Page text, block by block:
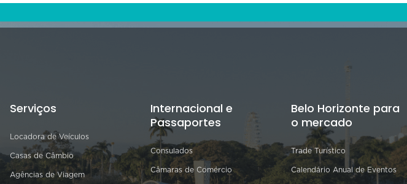
Serviços
Locadora de Veículos
Casas de Câmbio
Agências de Viagem
Internacional e
Passaportes
Consulados
Câmaras de Comércio
Belo Horizonte para
o mercado
Trade Turístico
Calendário Anual de Eventos